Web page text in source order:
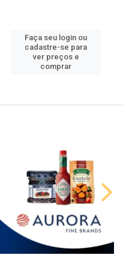
Faça seu login ou
cadastre-se para
ver preços e
comprar